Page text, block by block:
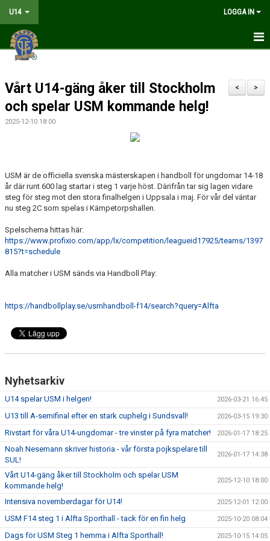
U14 LOGGA IN
HEM
NYHETER
MATCHER
DOKUMENT
LIVESÄNDNING
TABELL
>
<
Vårt U14-gäng åker till Stockholm
och spelar USM kommande helg!
2025-12-10 18:00
USM är de officiella svenska mästerskapen i handboll för ungdomar 14-18
år där runt 600 lag startar i steg 1 varje höst. Därifrån tar sig lagen vidare
steg för steg mot den stora finalhelgen i Uppsala i maj. För vår del väntar
nu steg 2C som spelas i Kämpetorpshallen.
Spelschema hittas här:
https://www.profixio.com/app/lx/competition/leagueid17925/teams/1397
815?t=schedule
Alla matcher i USM sänds via Handboll Play:
https://handbollplay.se/usmhandboll-f14/search?query=Alfta
Nyhetsarkiv
U14 spelar USM i helgen! 2026-03-21 16:45
U13 till A-semifinal efter en stark cuphelg i Sundsvall! 2026-03-15 19:30
Rivstart för våra U14-ungdomar - tre vinster på fyra matcher! 2026-01-17 18:25
Noah Nesemann skriver historia - vår första pojkspelare till
SUL!
2026-01-17 14:38
Vårt U14-gäng åker till Stockholm och spelar USM
kommande helg!
2025-12-10 18:00
Intensiva novemberdagar för U14! 2025-12-01 12:00
USM F14 steg 1 i Alfta Sporthall - tack för en fin helg 2025-10-20 08:04
Dags för USM Steg 1 hemma i Alfta Sporthall! 2025-10-15 14:05